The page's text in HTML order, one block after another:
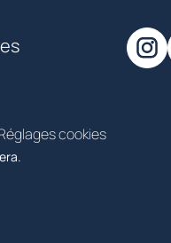
cookies